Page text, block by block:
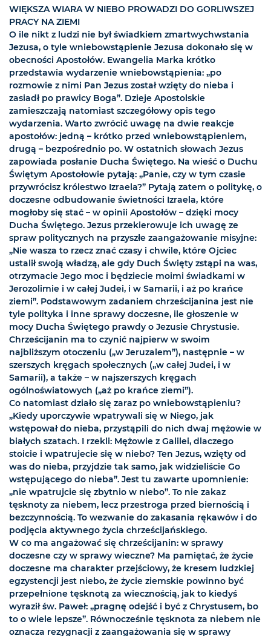
WIĘKSZA WIARA W NIEBO PROWADZI DO GORLIWSZEJ
PRACY NA ZIEMI
O ile nikt z ludzi nie był świadkiem zmartwychwstania
Jezusa, o tyle wniebowstąpienie Jezusa dokonało się w
obecności Apostołów. Ewangelia Marka krótko
przedstawia wydarzenie wniebowstąpienia: „po
rozmowie z nimi Pan Jezus został wzięty do nieba i
zasiadł po prawicy Boga”. Dzieje Apostolskie
zamieszczają natomiast szczegółowy opis tego
wydarzenia. Warto zwrócić uwagę na dwie reakcje
apostołów: jedną – krótko przed wniebowstąpieniem,
drugą – bezpośrednio po. W ostatnich słowach Jezus
zapowiada posłanie Ducha Świętego. Na wieść o Duchu
Świętym Apostołowie pytają: „Panie, czy w tym czasie
przywrócisz królestwo Izraela?” Pytają zatem o politykę, o
doczesne odbudowanie świetności Izraela, które
mogłoby się stać – w opinii Apostołów – dzięki mocy
Ducha Świętego. Jezus przekierowuje ich uwagę ze
spraw politycznych na przyszłe zaangażowanie misyjne:
„Nie wasza to rzecz znać czasy i chwile, które Ojciec
ustalił swoją władzą, ale gdy Duch Święty zstąpi na was,
otrzymacie Jego moc i będziecie moimi świadkami w
Jerozolimie i w całej Judei, i w Samarii, i aż po krańce
ziemi”. Podstawowym zadaniem chrześcijanina jest nie
tyle polityka i inne sprawy doczesne, ile głoszenie w
mocy Ducha Świętego prawdy o Jezusie Chrystusie.
Chrześcijanin ma to czynić najpierw w swoim
najbliższym otoczeniu („w Jeruzalem”), następnie – w
szerszych kręgach społecznych („w całej Judei, i w
Samarii), a także – w najszerszych kręgach
ogólnoświatowych („aż po krańce ziemi”).
Co natomiast działo się zaraz po wniebowstąpieniu?
„Kiedy uporczywie wpatrywali się w Niego, jak
wstępował do nieba, przystąpili do nich dwaj mężowie w
białych szatach. I rzekli: Mężowie z Galilei, dlaczego
stoicie i wpatrujecie się w niebo? Ten Jezus, wzięty od
was do nieba, przyjdzie tak samo, jak widzieliście Go
wstępującego do nieba”. Jest tu zawarte upomnienie:
„nie wpatrujcie się zbytnio w niebo”. To nie zakaz
tęsknoty za niebem, lecz przestroga przed biernością i
bezczynnością. To wezwanie do zakasania rękawów i do
podjęcia aktywnego życia chrześcijańskiego.
W co ma angażować się chrześcijanin: w sprawy
doczesne czy w sprawy wieczne? Ma pamiętać, że życie
doczesne ma charakter przejściowy, że kresem ludzkiej
egzystencji jest niebo, że życie ziemskie powinno być
przepełnione tęsknotą za wiecznością, jak to kiedyś
wyraził św. Paweł: „pragnę odejść i być z Chrystusem, bo
to o wiele lepsze”. Równocześnie tęsknota za niebem nie
oznacza rezygnacji z zaangażowania się w sprawy